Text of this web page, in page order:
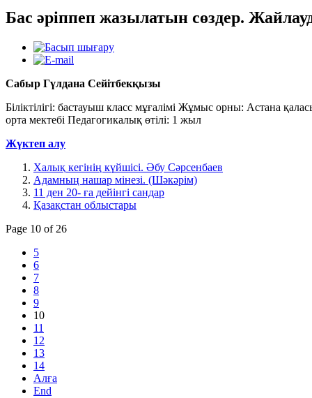
Бас әріппеп жазылатын сөздер.
Сабыр Гүлдана Сейітбекқызы
Біліктілігі: бастауыш класс мұғалімі Жұмыс орны: Астана
орта мектебі Педагогикалық өтілі: 1 жыл
Жүктеп алу
Халық кегінің күйшісі. Әбу Сәрсенбаев
Адамның нашар мінезі. (Шәкәрім)
11 ден 20- ға дейінгі сандар
Қазақстан облыстары
Page 10 of 26
5
6
7
8
9
10
11
12
13
14
Алға
End